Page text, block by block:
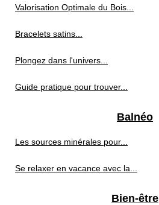
Valorisation Optimale du Bois...
Bracelets satins...
Plongez dans l'univers...
Guide pratique pour trouver...
Balnéo
Les sources minérales pour...
Se relaxer en vacance avec la...
Bien-être